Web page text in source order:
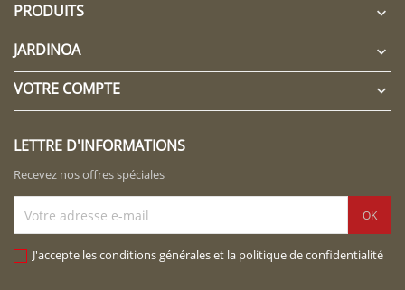
PRODUITS

JARDINOA 
VOTRE COMPTE 
LETTRE D'INFORMATIONS
Recevez nos offres spéciales
J'accepte les conditions générales et la politique de confidentialité